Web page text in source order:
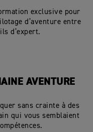
exclusive pour
d’aventure entre
d’expert.
AVENTURE
sans crainte à des
qui vous semblaient